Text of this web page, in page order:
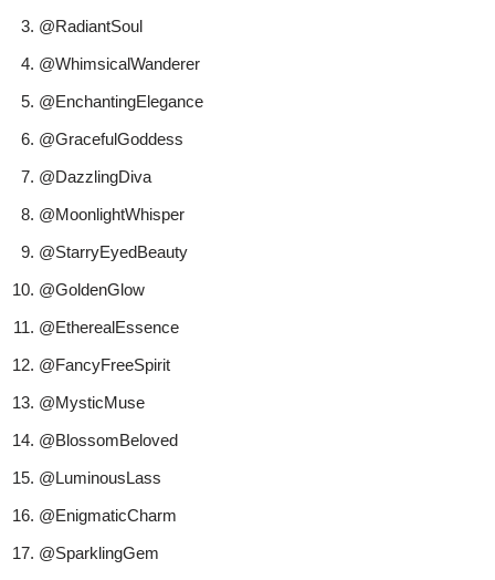
@RadiantSoul
@WhimsicalWanderer
@EnchantingElegance
@GracefulGoddess
@DazzlingDiva
@MoonlightWhisper
@StarryEyedBeauty
@GoldenGlow
@EtherealEssence
@FancyFreeSpirit
@MysticMuse
@BlossomBeloved
@LuminousLass
@EnigmaticCharm
@SparklingGem